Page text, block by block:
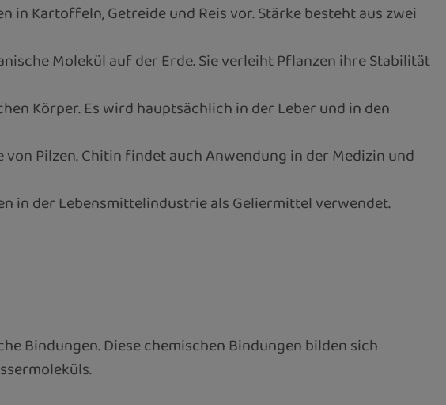
Kartoffeln, Getreide und Reis vor. Stärke besteht aus zwei
Molekül auf der Erde. Sie verleiht Pflanzen ihre Stabilität
Körper. Es wird hauptsächlich in der Leber und in den
Pilzen. Chitin findet auch Anwendung in der Medizin und
in der Lebensmittelindustrie als Geliermittel verwendet.
Bindungen. Diese chemischen Bindungen bilden sich